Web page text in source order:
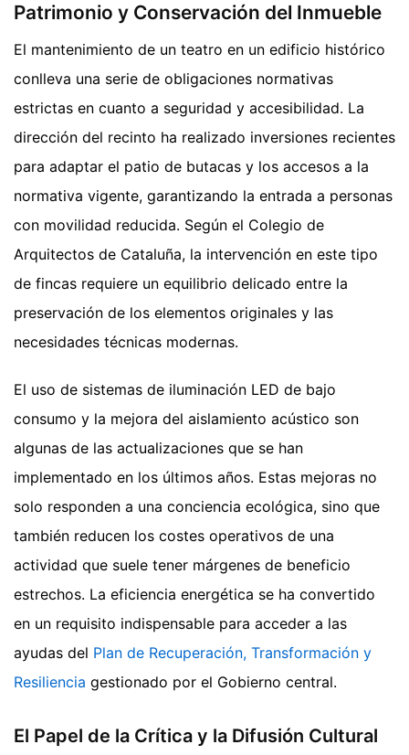
Patrimonio y Conservación del Inmueble
El mantenimiento de un teatro en un edificio histórico
conlleva una serie de obligaciones normativas
estrictas en cuanto a seguridad y accesibilidad. La
dirección del recinto ha realizado inversiones recientes
para adaptar el patio de butacas y los accesos a la
normativa vigente, garantizando la entrada a personas
con movilidad reducida. Según el Colegio de
Arquitectos de Cataluña, la intervención en este tipo
de fincas requiere un equilibrio delicado entre la
preservación de los elementos originales y las
necesidades técnicas modernas.
El uso de sistemas de iluminación LED de bajo
consumo y la mejora del aislamiento acústico son
algunas de las actualizaciones que se han
implementado en los últimos años. Estas mejoras no
solo responden a una conciencia ecológica, sino que
también reducen los costes operativos de una
actividad que suele tener márgenes de beneficio
estrechos. La eficiencia energética se ha convertido
en un requisito indispensable para acceder a las
ayudas del Plan de Recuperación, Transformación y
Resiliencia gestionado por el Gobierno central.
El Papel de la Crítica y la Difusión Cultural